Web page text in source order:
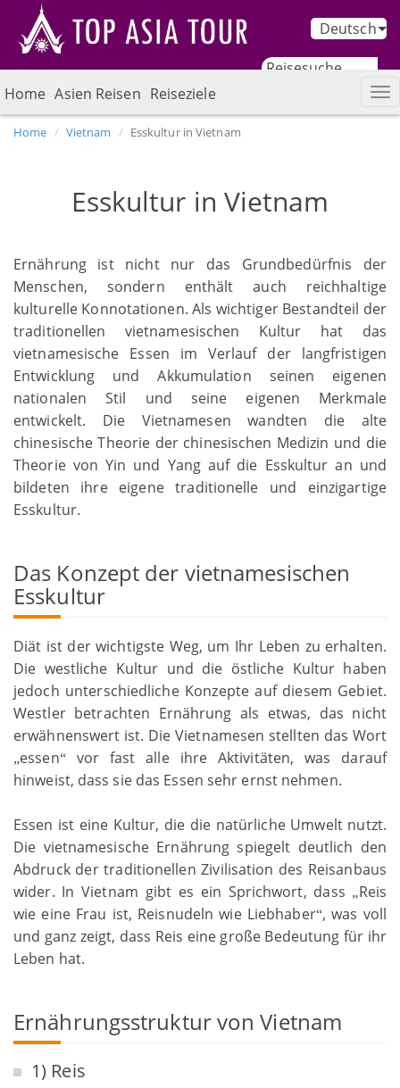
Deutsch
Home Asien Reisen Reiseziele
Home Vietnam Esskultur in Vietnam
Esskultur in Vietnam
Ernährung ist nicht nur das Grundbedürfnis der
Menschen, sondern enthält auch reichhaltige
kulturelle Konnotationen. Als wichtiger Bestandteil der
traditionellen vietnamesischen Kultur hat das
vietnamesische Essen im Verlauf der langfristigen
Entwicklung und Akkumulation seinen eigenen
nationalen Stil und seine eigenen Merkmale
entwickelt. Die Vietnamesen wandten die alte
chinesische Theorie der chinesischen Medizin und die
Theorie von Yin und Yang auf die Esskultur an und
bildeten ihre eigene traditionelle und einzigartige
Esskultur.
Das Konzept der vietnamesischen
Esskultur
Diät ist der wichtigste Weg, um Ihr Leben zu erhalten.
Die westliche Kultur und die östliche Kultur haben
jedoch unterschiedliche Konzepte auf diesem Gebiet.
Westler betrachten Ernährung als etwas, das nicht
erwähnenswert ist. Die Vietnamesen stellten das Wort
„essen“vor fast alle ihre Aktivitäten, was darauf
hinweist, dass sie das Essen sehr ernst nehmen.
Essen ist eine Kultur, die die natürliche Umwelt nutzt.
Die vietnamesische Ernährung spiegelt deutlich den
Abdruck der traditionellen Zivilisation des Reisanbaus
wider. In Vietnam gibt es ein Sprichwort, dass „Reis
wie eine Frau ist, Reisnudeln wie Liebhaber“, was voll
und ganz zeigt, dass Reis eine große Bedeutung für ihr
Leben hat.
Ernährungsstruktur von Vietnam
1) Reis